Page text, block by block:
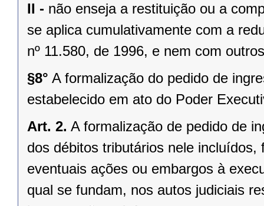
II - não enseja a restituição ou a
se aplica cumulativamente com a
nº 11.580, de 1996, e nem com
§8° A formalização do pedido de
estabelecido em ato do Poder
Art. 2. A formalização de pedido de
dos débitos tributários nele
eventuais ações ou embargos à
qual se fundam, nos autos judiciais